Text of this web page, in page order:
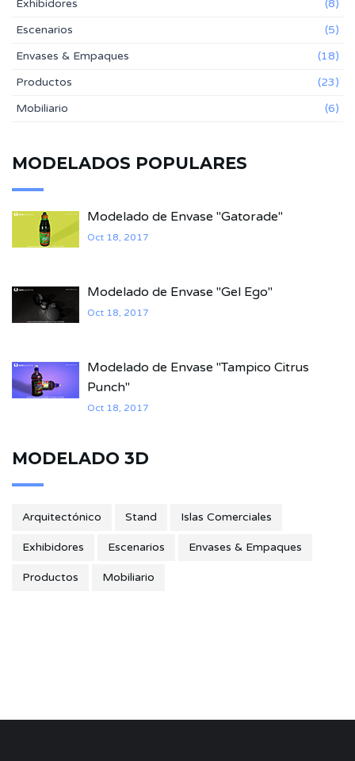
Exhibidores
(8)
Escenarios
(5)
Envases & Empaques
(18)
Productos
(23)
Mobiliario
(6)
MODELADOS POPULARES
Modelado de Envase "Gatorade"
Oct 18, 2017
Modelado de Envase "Gel Ego"
Oct 18, 2017
Modelado de Envase "Tampico Citrus
Punch"
Oct 18, 2017
MODELADO 3D
Arquitectónico Stand Islas Comerciales
Exhibidores Escenarios Envases & Empaques
Productos Mobiliario